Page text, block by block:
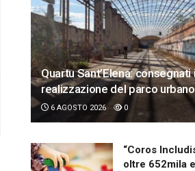
Quartu Sant’Elena:
realizzazione del parco urbano
6 AGOSTO 2026 0
“Coros
oltre 652mila